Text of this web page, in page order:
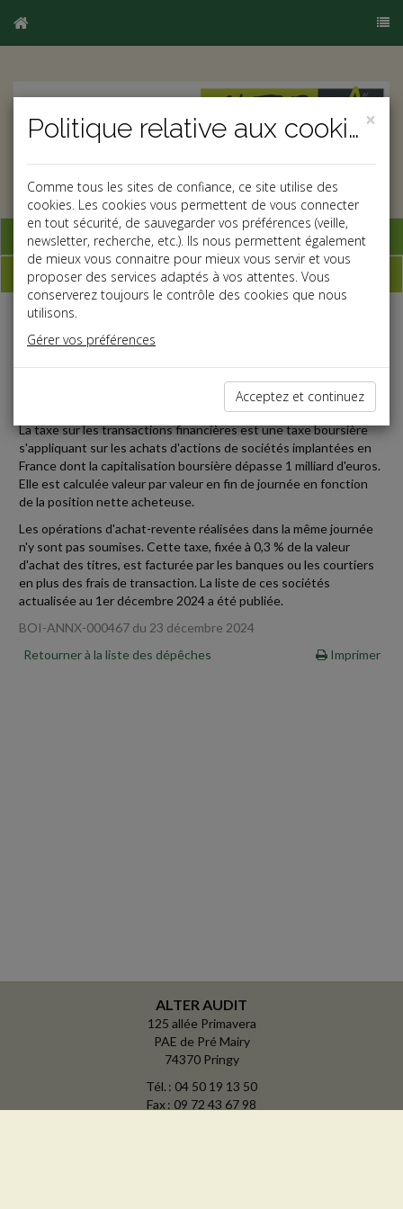
Base documentaire
Dépêches
Fiscal TPE
Date: 2025-01-22
TAXE SUR LES TRANSACTIONS FINANCIÈRES
La taxe sur les transactions financières est une taxe boursière
s'appliquant sur les achats d'actions de sociétés implantées en
France dont la capitalisation boursière dépasse 1 milliard d'euros.
Elle est calculée valeur par valeur en fin de journée en fonction
de la position nette acheteuse.
Les opérations d'achat-revente réalisées dans la même journée
n'y sont pas soumises. Cette taxe, fixée à 0,3 % de la valeur
d'achat des titres, est facturée par les banques ou les courtiers
en plus des frais de transaction. La liste de ces sociétés
actualisée au 1er décembre 2024 a été publiée.
BOI-ANNX-000467 du 23 décembre 2024
Retourner à la liste des dépêches
Imprimer
ALTER AUDIT
125 allée Primavera
PAE de Pré Mairy
74370 Pringy
Tél. : 04 50 19 13 50
Fax : 09 72 43 67 98
×
Politique relative aux cookies
Comme tous les sites de confiance, ce site utilise des
cookies. Les cookies vous permettent de vous connecter
en tout sécurité, de sauvegarder vos préférences (veille,
newsletter, recherche, etc.). Ils nous permettent également
de mieux vous connaitre pour mieux vous servir et vous
proposer des services adaptés à vos attentes. Vous
conserverez toujours le contrôle des cookies que nous
utilisons.
Gérer vos préférences
Acceptez et continuez